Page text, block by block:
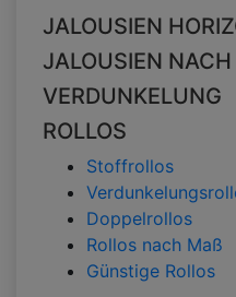
JALOUSIEN
JALOUSIEN
VERDUNKELUNG
ROLLOS
Stoffrollos
Doppelrollos
Rollos nach Maß
Günstige Rollos